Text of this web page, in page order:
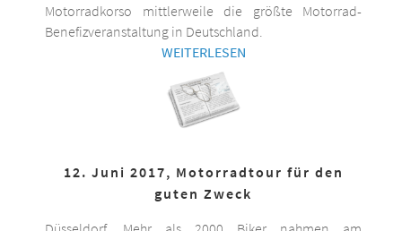
Motorradkorso mittlerweile die größte Motorrad-
Benefizveranstaltung in Deutschland.
WEITERLESEN
12. Juni 2017, Motorradtour für den
guten Zweck